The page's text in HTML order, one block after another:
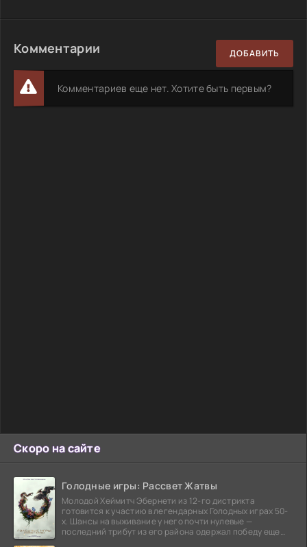
Скоро на сайте
Голодные игры: Рассвет Жатвы
Молодой Хеймитч Эбернети из 12-го дистрикта
готовится к участию в легендарных Голодных играх 50-
х. Шансы на выживание у него почти нулевые —
последний трибут из его района одержал победу еще
Комментарии ДОБАВИТЬ
Комментариев еще нет. Хотите быть первым?